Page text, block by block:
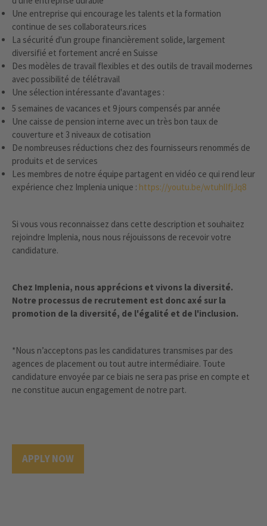
Une entreprise qui encourage les talents et la formation
continue de ses collaborateurs.rices
La sécurité d'un groupe financièrement solide, largement
diversifié et fortement ancré en Suisse
Des modèles de travail flexibles et des outils de travail modernes
avec possibilité de télétravail
Une sélection intéressante d'avantages :
5 semaines de vacances et 9 jours compensés par année
Une caisse de pension interne avec un très bon taux de
couverture et 3 niveaux de cotisation
De nombreuses réductions chez des fournisseurs renommés de
produits et de services
Les membres de notre équipe partagent en vidéo ce qui rend leur
expérience chez Implenia unique : https://youtu.be/wtuhlIfjJq8
Si vous vous reconnaissez dans cette description et souhaitez
rejoindre Implenia, nous nous réjouissons de recevoir votre
candidature.
Chez Implenia, nous apprécions et vivons la diversité.
Notre processus de recrutement est donc axé sur la
promotion de la diversité, de l'égalité et de l'inclusion.
*Nous n’acceptons pas les candidatures transmises par des
agences de placement ou tout autre intermédiaire. Toute
candidature envoyée par ce biais ne sera pas prise en compte et
ne constitue aucun engagement de notre part.
APPLY NOW